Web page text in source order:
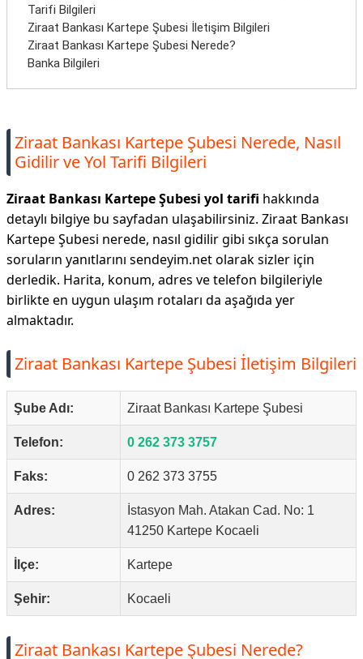
Tarifi Bilgileri
Ziraat Bankası Kartepe Şubesi İletişim Bilgileri
Ziraat Bankası Kartepe Şubesi Nerede?
Banka Bilgileri
Ziraat Bankası Kartepe Şubesi Nerede, Nasıl
Gidilir ve Yol Tarifi Bilgileri
Ziraat Bankası Kartepe Şubesi yol tarifi hakkında
detaylı bilgiye bu sayfadan ulaşabilirsiniz. Ziraat Bankası
Kartepe Şubesi nerede, nasıl gidilir gibi sıkça sorulan
soruların yanıtlarını sendeyim.net olarak sizler için
derledik. Harita, konum, adres ve telefon bilgileriyle
birlikte en uygun ulaşım rotaları da aşağıda yer
almaktadır.
Ziraat Bankası Kartepe Şubesi İletişim Bilgileri
Şube Adı: Ziraat Bankası Kartepe Şubesi
Telefon: 0 262 373 3757
Faks: 0 262 373 3755
Adres:
İstasyon Mah. Atakan Cad. No: 1
41250 Kartepe Kocaeli
İlçe: Kartepe
Şehir: Kocaeli
Ziraat Bankası Kartepe Şubesi Nerede?